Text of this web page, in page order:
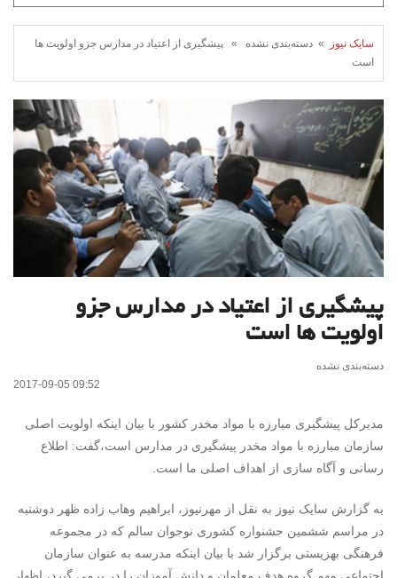
سایک نیوز
» دسته‌بندی نشده » پیشگیری از اعتیاد در مدارس جزو اولویت ها
است
پیشگیری از اعتیاد در مدارس جزو
اولویت ها است
دسته‌بندی نشده
2017-09-05 09:52
مدیرکل پیشگیری مبارزه با مواد مخدر کشور با بیان اینکه اولویت اصلی
سازمان مبارزه با مواد مخدر پیشگیری در مدارس است،گفت: اطلاع
رسانی و آگاه سازی از اهداف اصلی ما است.
به گزارش سایک نیوز به نقل از مهرنیوز، ابراهیم وهاب زاده ظهر دوشنبه
در مراسم ششمین جشنواره کشوری نوجوان سالم که در مجموعه
فرهنگی بهزیستی برگزار شد با بیان اینکه مدرسه به عنوان سازمان